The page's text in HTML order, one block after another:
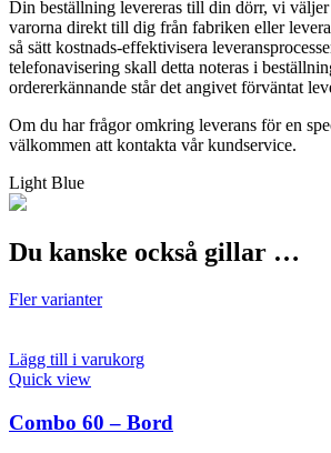
Din beställning levereras till din dörr, vi väljer
varorna direkt till dig från fabriken eller
så sätt kostnads-effektivisera
telefonavisering skall detta noteras i
ordererkännande står det angivet förväntat
Om du har frågor omkring leverans för en
välkommen att kontakta vår kundservice.
Light Blue
Du kanske också gillar …
Fler varianter
Lägg till i varukorg
Quick view
Combo 60 – Bord